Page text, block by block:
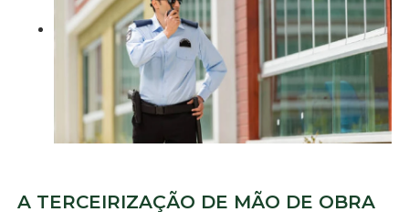
A TERCEIRIZAÇÃO DE MÃO DE OBRA